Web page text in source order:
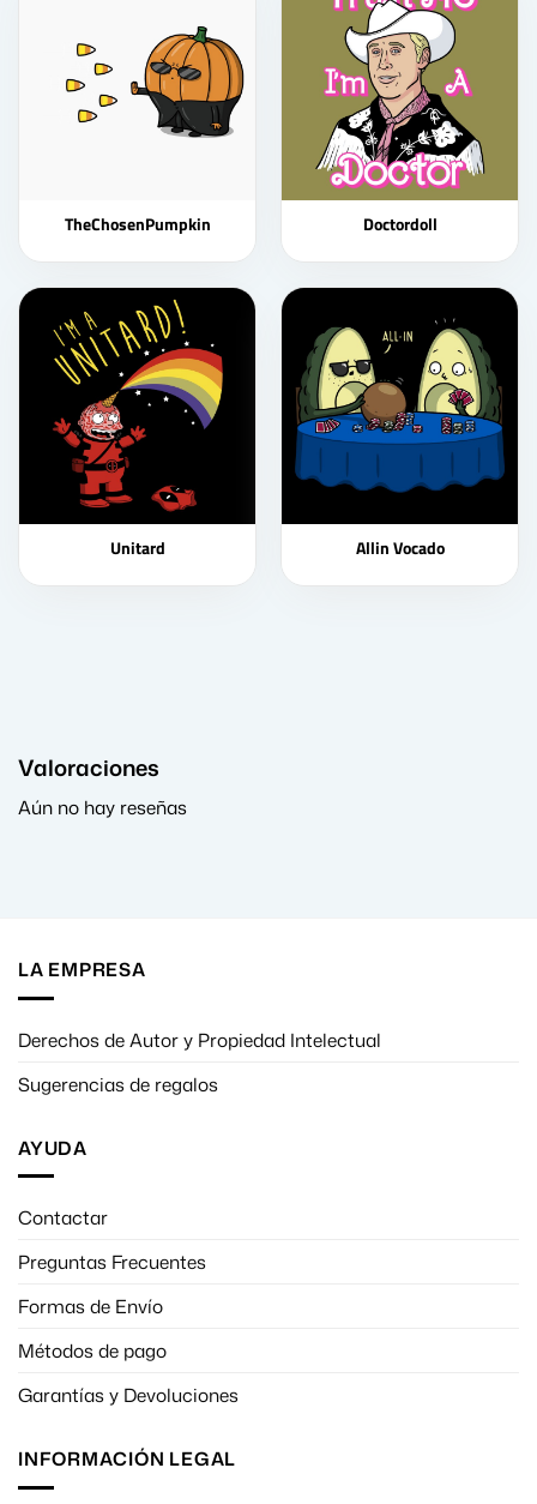
TheChosenPumpkin Doctordoll
Unitard Allin Vocado
Valoraciones
Aún no hay reseñas
LA EMPRESA
Derechos de Autor y Propiedad Intelectual
Sugerencias de regalos
AYUDA
Contactar
Preguntas Frecuentes
Formas de Envío
Métodos de pago
Garantías y Devoluciones
INFORMACIÓN LEGAL